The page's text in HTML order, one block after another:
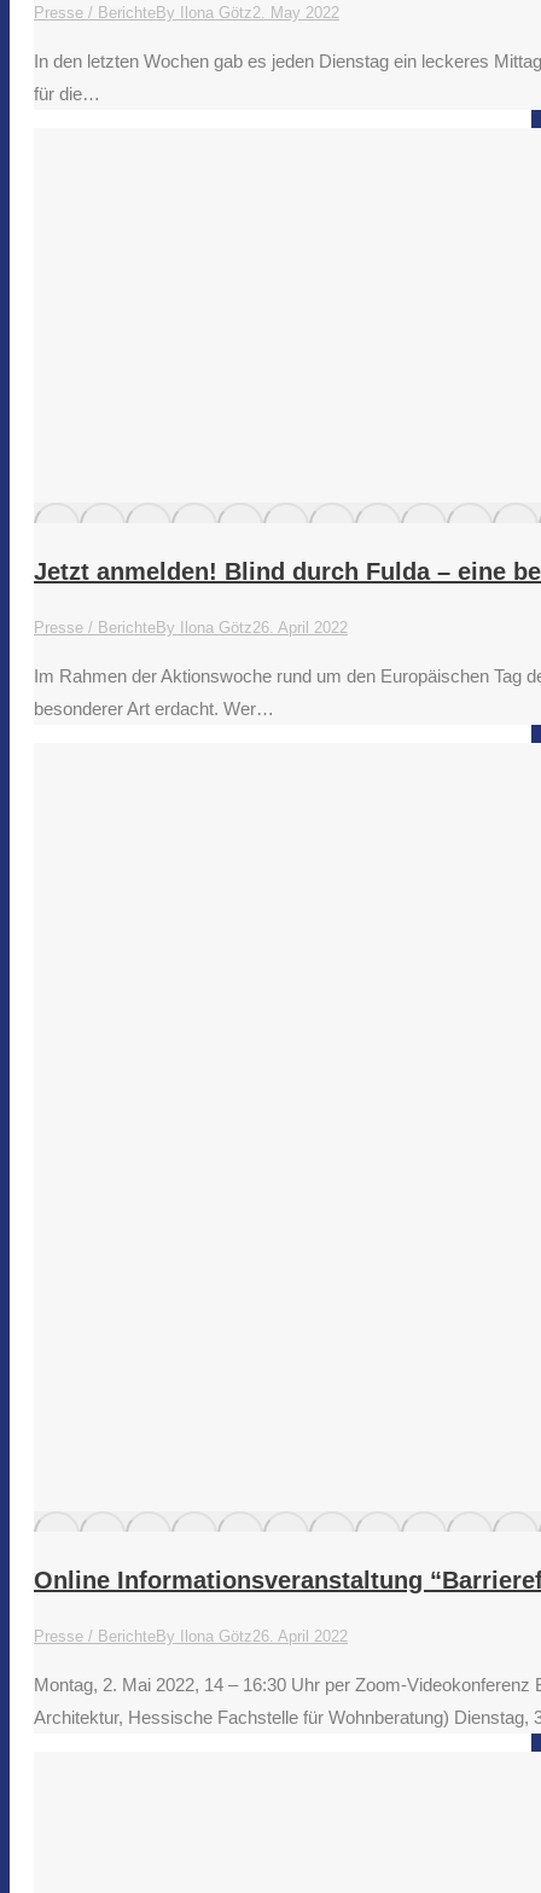
Presse / BerichteBy Ilona Götz2. May 2022
In den letzten Wochen gab es jeden Dienstag ein leckeres
für die…
Jetzt anmelden! Blind durch Fulda – eine
Presse / BerichteBy Ilona Götz26. April 2022
Im Rahmen der Aktionswoche rund um den Europäischen Tag
besonderer Art erdacht. Wer…
Online Informationsveranstaltung
Presse / BerichteBy Ilona Götz26. April 2022
Montag, 2. Mai 2022, 14 – 16:30 Uhr per Zoom-
Architektur, Hessische Fachstelle für Wohnberatung) Dienstag,